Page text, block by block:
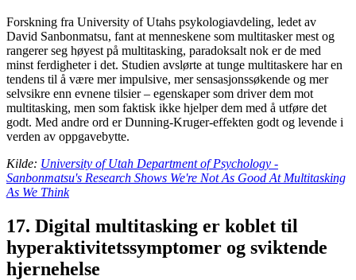
Forskning fra University of Utahs psykologiavdeling, ledet av
David Sanbonmatsu, fant at menneskene som multitasker mest og
rangerer seg høyest på multitasking, paradoksalt nok er de med
minst ferdigheter i det. Studien avslørte at tunge multitaskere har en
tendens til å være mer impulsive, mer sensasjonssøkende og mer
selvsikre enn evnene tilsier – egenskaper som driver dem mot
multitasking, men som faktisk ikke hjelper dem med å utføre det
godt. Med andre ord er Dunning-Kruger-effekten godt og levende i
verden av oppgavebytte.
Kilde: University of Utah Department of Psychology -
Sanbonmatsu's Research Shows We're Not As Good At Multitasking
As We Think
17. Digital multitasking er koblet til
hyperaktivitetssymptomer og sviktende
hjernehelse